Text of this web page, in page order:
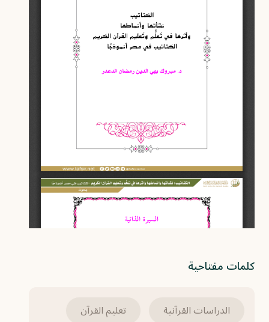
كلمات مفتاحية
الدراسات القرآنية
تعليم القرآن